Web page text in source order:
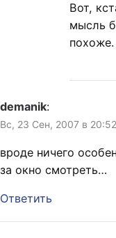
Вот,
мысль
похоже.
demanik:
Вс, 23 Сен, 2007 в 20:52
вроде ничего
за окно смотреть…
Ответить